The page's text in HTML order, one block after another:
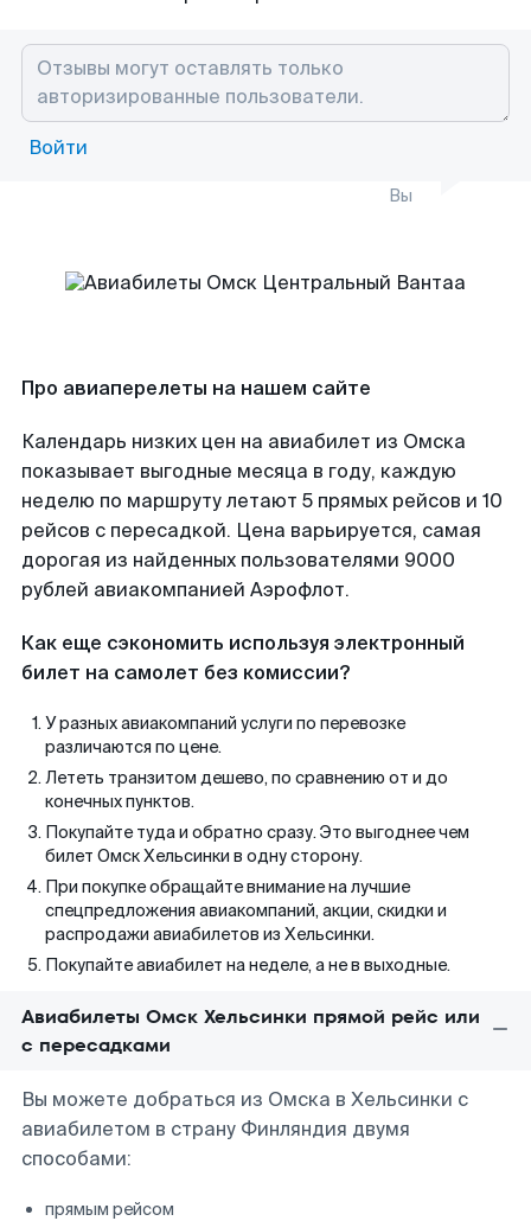
Войти
Вы
Про авиаперелеты на нашем сайте
Календарь низких цен на авиабилет из Омска
показывает выгодные месяца в году, каждую
неделю по маршруту летают 5 прямых рейсов и 10
рейсов с пересадкой. Цена варьируется, самая
дорогая из найденных пользователями 9000
рублей авиакомпанией Аэрофлот.
Как еще сэкономить используя электронный
билет на самолет без комиссии?
У разных авиакомпаний услуги по перевозке
различаются по цене.
Лететь транзитом дешево, по сравнению от и до
конечных пунктов.
Покупайте туда и обратно сразу. Это выгоднее чем
билет Омск Хельсинки в одну сторону.
При покупке обращайте внимание на лучшие
спецпредложения авиакомпаний, акции, скидки и
распродажи авиабилетов из Хельсинки.
Покупайте авиабилет на неделе, а не в выходные.
Авиабилеты Омск Хельсинки прямой рейс или
с пересадками
Вы можете добраться из Омска в Хельсинки с
авиабилетом в страну Финляндия двумя
способами:
прямым рейсом